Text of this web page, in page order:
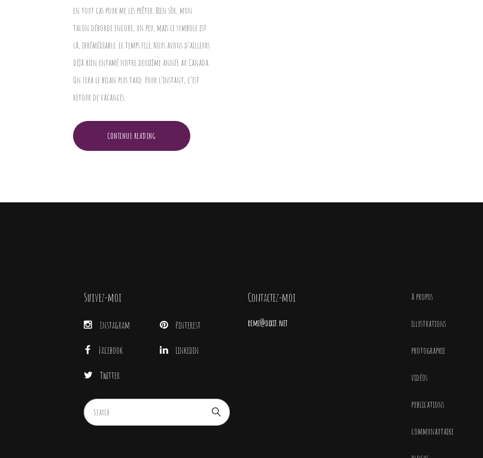
en tout cas pour me les prêter. Bien sûr, mon
talon déborde encore, un peu, mais le symbole est
là, irrémédiable. Le temps file. Nous avons d’ailleurs
déjà bien entamé notre deuxième année au Canada.
On fera le bilan plus tard. Pour l’instant, c’est
retour de vacances.
CONTINUE READING
Suivez-moi
Instagram
Facebook
Twitter
Pinterest
Linkedin
Contactez-moi
remi@dixit.net
à propos
illustrations
photographie
vidéos
publications
communautaire